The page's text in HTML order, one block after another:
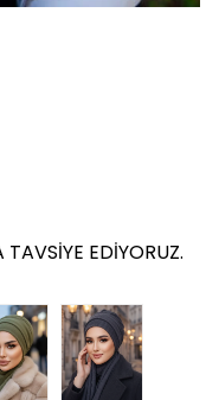
EDIYORUZ.